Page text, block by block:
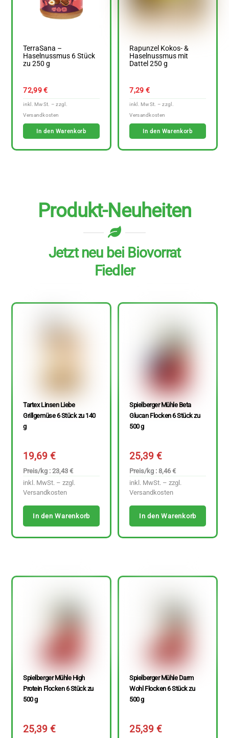
TerraSana –
Haselnussmus 6 Stück
zu 250 g
72,99€
In den Warenkorb
Rapunzel Kokos- &
Haselnussmus mit
Dattel 250 g
7,29 €
In den Warenkorb
Produkt-Neuheiten
Jetzt neu bei Biovorrat
Fiedler
Tartex Linsen Liebe
Grillgemüse 6 Stück zu 140
g
19,69€
Preis/kg : 23,43 €
inkl. MwSt. – zzgl.
Versandkosten
In den Warenkorb
Spielberger Mühle Beta
Glucan Flocken 6 Stück zu
500 g
25,39€
Preis/kg : 8,46 €
inkl. MwSt. – zzgl.
Versandkosten
In den Warenkorb
Spielberger Mühle High
Protein Flocken 6 Stück zu
500 g
25,39€
Spielberger Mühle Darm
Wohl Flocken 6 Stück zu
500 g
25,39€